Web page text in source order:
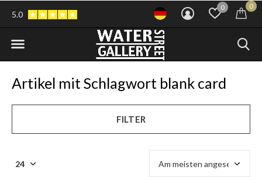
0 0
5.0
Artikel mit Schlagwort blank card
FILTER